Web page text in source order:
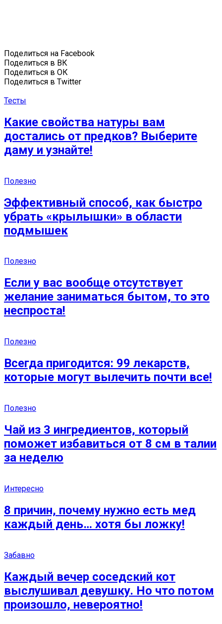
Поделиться на Facebook
Поделиться в ВК
Поделиться в ОК
Поделиться в Twitter
Тесты
Какие свойства натуры вам
достались от предков? Выберите
даму и узнайте!
Полезно
Эффективный способ, как быстро
убрать «крылышки» в области
подмышек
Полезно
Если у вас вообще отсутствует
желание заниматься бытом, то это
неспроста!
Полезно
Всегда пригодится: 99 лекарств,
которые могут вылечить почти все!
Полезно
Чай из 3 ингредиентов, который
поможет избавиться от 8 см в талии
за неделю
Интересно
8 причин, почему нужно есть мед
каждый день… хотя бы ложку!
Забавно
Каждый вечер соседский кот
выслушивал девушку. Но что потом
произошло, невероятно!